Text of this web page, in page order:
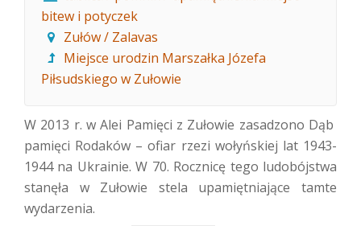
bitew i potyczek
Zułów / Zalavas
Miejsce urodzin Marszałka Józefa
Piłsudskiego w Zułowie
W 2013 r. w Alei Pamięci z Zułowie zasadzono Dąb
pamięci Rodaków – ofiar rzezi wołyńskiej lat 1943-
1944 na Ukrainie. W 70. Rocznicę tego ludobójstwa
stanęła w Zułowie stela upamiętniające tamte
wydarzenia.